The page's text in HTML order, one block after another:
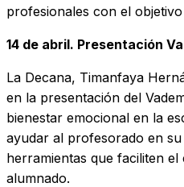
profesionales con el
14 de abril. Presentación
La Decana, Timanfaya
en la presentación del
bienestar emocional en la
ayudar al profesorado en
herramientas que faciliten el
alumnado.